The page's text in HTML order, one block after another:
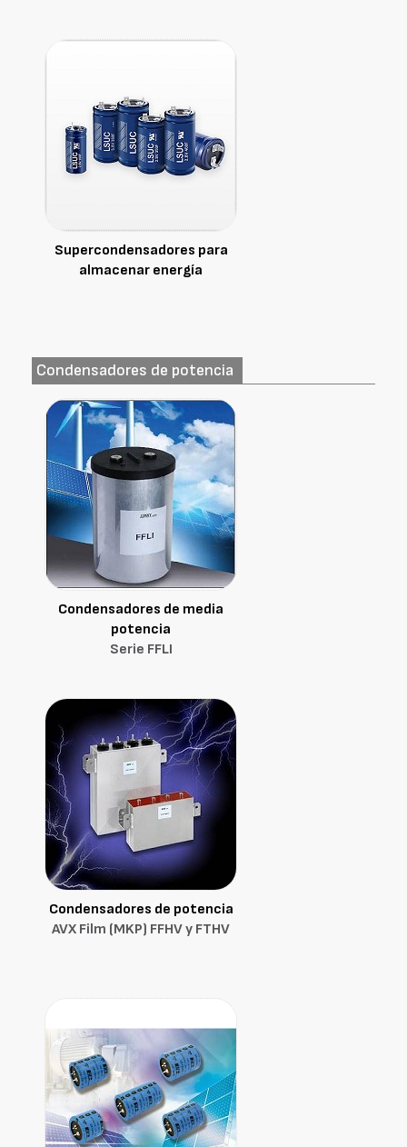
Supercondensadores para
almacenar energía
Condensadores de potencia
Condensadores de media
potencia
Serie FFLI
Condensadores de potencia
AVX Film (MKP) FFHV y FTHV